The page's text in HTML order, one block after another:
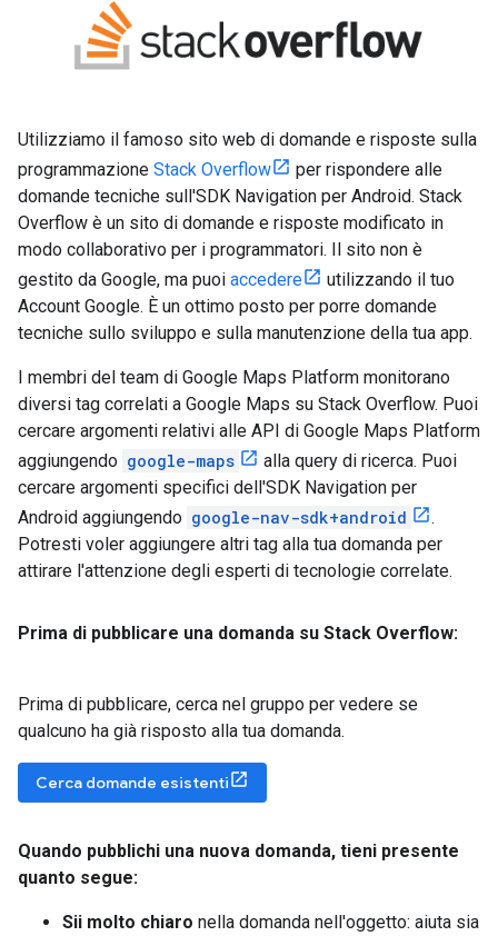
Utilizziamo il famoso sito web di domande e risposte sulla
programmazione Stack Overflow
per rispondere alle
domande tecniche sull'SDK Navigation per Android. Stack
Overflow è un sito di domande e risposte modificato in
modo collaborativo per i programmatori. Il sito non è
gestito da Google, ma puoi accedere
utilizzando il tuo
Account Google. È un ottimo posto per porre domande
tecniche sullo sviluppo e sulla manutenzione della tua app.
I membri del team di Google Maps Platform monitorano
diversi tag correlati a Google Maps su Stack Overflow. Puoi
cercare argomenti relativi alle API di Google Maps Platform
aggiungendo google-maps
alla query di ricerca. Puoi
cercare argomenti specifici dell'SDK Navigation per
Android aggiungendo google-nav-sdk+android
.
Potresti voler aggiungere altri tag alla tua domanda per
attirare l'attenzione degli esperti di tecnologie correlate.
Prima di pubblicare una domanda su Stack Overflow:
Prima di pubblicare, cerca nel gruppo per vedere se
qualcuno ha già risposto alla tua domanda.
Cerca domande esistenti
Quando pubblichi una nuova domanda, tieni presente
quanto segue:
Sii molto chiaro nella domanda nell'oggetto: aiuta sia